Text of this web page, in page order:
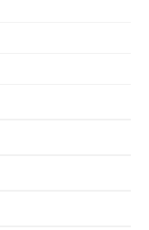
のが欲しくて購入
くらいに届いたら
はもったいなくて小
しく過ごしていたの
時間を過ごせまし